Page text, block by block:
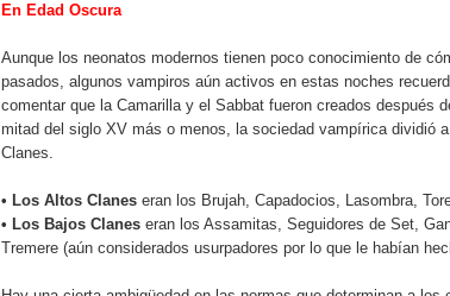
En Edad Oscura
Aunque los neonatos modernos tienen poco conocimiento de
pasados, algunos vampiros aún activos en estas noches
comentar que la Camarilla y el Sabbat fueron creados después
mitad del siglo XV más o menos, la sociedad vampírica dividió
Clanes.
• Los Altos Clanes eran los Brujah, Capadocios, Lasombra,
• Los Bajos Clanes eran los Assamitas, Seguidores de Set,
Tremere (aún considerados usurpadores por lo que le habían